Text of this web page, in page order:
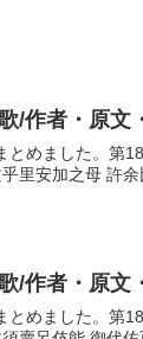
/作者・原文
とめました。第
里安加之母 許
/作者・原文
とめました。第